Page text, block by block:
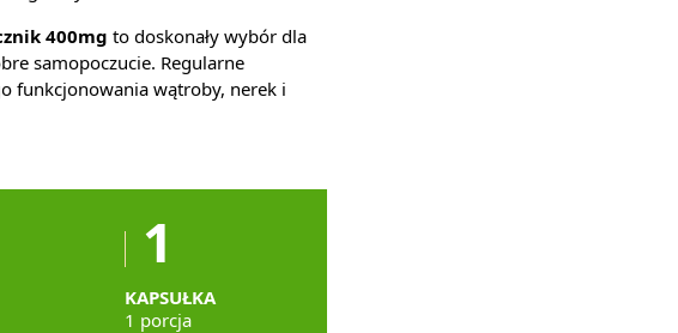
400mg to doskonały wybór dla
samopoczucie. Regularne
funkcjonowania wątroby, nerek i
1
KAPSUŁKA
1 porcja